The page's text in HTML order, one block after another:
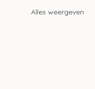
Alles weergeven